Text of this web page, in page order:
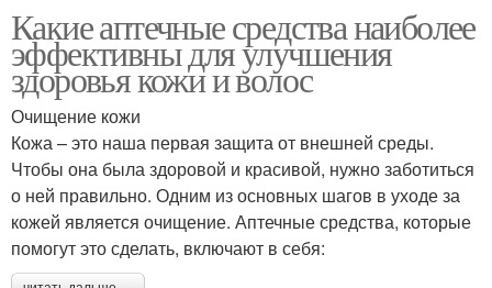
Какие аптечные средства наиболее
эффективны для улучшения
здоровья кожи и волос
Очищение кожи
Кожа – это наша первая защита от внешней среды.
Чтобы она была здоровой и красивой, нужно заботиться
о ней правильно. Одним из основных шагов в уходе за
кожей является очищение. Аптечные средства, которые
помогут это сделать, включают в себя: